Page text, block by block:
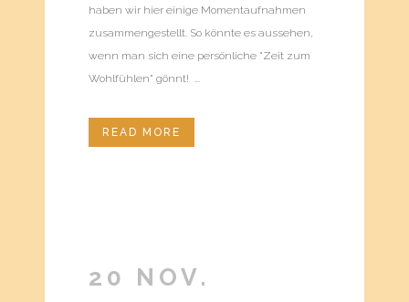
haben wir hier einige Momentaufnahmen
zusammengestellt. So könnte es aussehen,
wenn man sich eine persönliche "Zeit zum
Wohlfühlen" gönnt! ...
READ MORE
20 NOV.